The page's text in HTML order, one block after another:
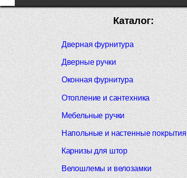
Каталог:
Дверная фурнитура
Дверные ручки
Оконная фурнитура
Отопление и сантехника
Мебельные ручки
Напольные и настенные покрытия
Карнизы для штор
Велошлемы и велозамки